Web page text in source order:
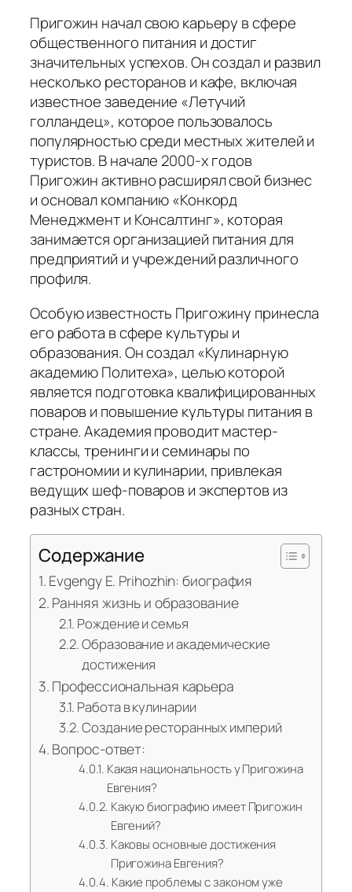
Пригожин начал свою карьеру в сфере
общественного питания и достиг
значительных успехов. Он создал и развил
несколько ресторанов и кафе, включая
известное заведение «Летучий
голландец», которое пользовалось
популярностью среди местных жителей и
туристов. В начале 2000-х годов
Пригожин активно расширял свой бизнес
и основал компанию «Конкорд
Менеджмент и Консалтинг», которая
занимается организацией питания для
предприятий и учреждений различного
профиля.
Особую известность Пригожину принесла
его работа в сфере культуры и
образования. Он создал «Кулинарную
академию Политеха», целью которой
является подготовка квалифицированных
поваров и повышение культуры питания в
стране. Академия проводит мастер-
классы, тренинги и семинары по
гастрономии и кулинарии, привлекая
ведущих шеф-поваров и экспертов из
разных стран.
Содержание
Evgengy E. Prihozhin: биография
Ранняя жизнь и образование
Рождение и семья
Образование и академические
достижения
Профессиональная карьера
Работа в кулинарии
Создание ресторанных империй
Вопрос-ответ:
Какая национальность у Пригожина
Евгения?
Какую биографию имеет Пригожин
Евгений?
Каковы основные достижения
Пригожина Евгения?
Какие проблемы с законом уже